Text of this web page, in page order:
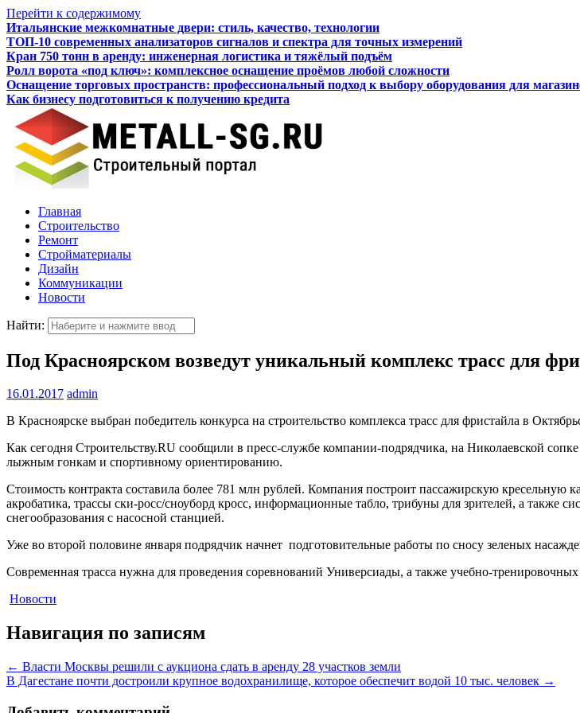
Перейти к содержимому
Итальянские межкомнатные двери: стиль, качество, технологии
ТОП-10 современных анализаторов сигналов и спектра для точных измерений
Кран 750 тонн в аренду: инженерная логистика и тяжёлый подъём
Ролл ворота «под ключ»: комплексное оснащение проёмов любой сложности
Оснащение торговых пространств: профессиональный подход к выбору оборудования для
Как бизнесу подготовиться к получению кредита
Главная
Строительство
Ремонт
Стройматериалы
Дизайн
Коммуникации
Новости
Найти:
Под Красноярском возведут уникальный комплекс трасс для
16.01.2017 admin
В Красноярске выбран победитель конкурса на строительство комплекса трасс для фристайла в
Как сегодня Строительству.RU сообщили в пресс-службе компании-подрядчика, на Николаевской
лыжным гонкам и спортивному ориентированию.
Стоимость контракта составила более 781 млн рублей. Компания построит пассажирскую кресельную
акробатика, трассы ски-росс/сноуборд кросс, информационные табло, трибуны для зрителей, а также
снегообразования с насосной станцией.
Уже во второй половине января подрядчик начнет подготовительные работы по сносу зеленых
Современная трасса нужна для проведения соревнований Универсиады, а также учебно-
Новости
Навигация по записям
← Власти Москвы решили с аукциона сдать в аренду 28 участков земли
В Дагестане почти достроили крупное водохранилище, которое обеспечит водой 10 тыс. человек →